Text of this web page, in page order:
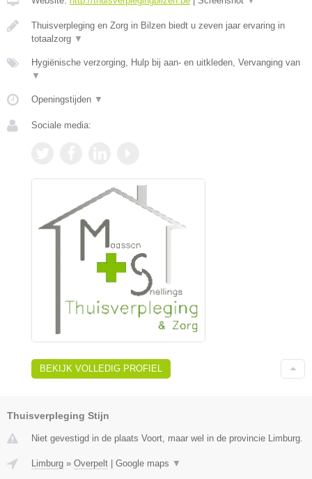
Thuisverpleging en Zorg in Bilzen biedt u zeven jaar ervaring in
totaalzorg ▼
Hygiënische verzorging, Hulp bij aan- en uitkleden, Vervanging van
▼
Openingstijden ▼
Sociale media:
BEKIJK VOLLEDIG PROFIEL
Thuisverpleging Stijn
Niet gevestigd in de plaats Voort, maar wel in de provincie Limburg.
Limburg » Overpelt Google maps ▼